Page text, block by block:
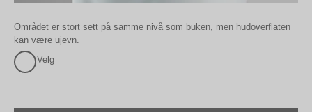
Området er stort sett på samme nivå som buken, men hudoverflaten
kan være ujevn.
Velg